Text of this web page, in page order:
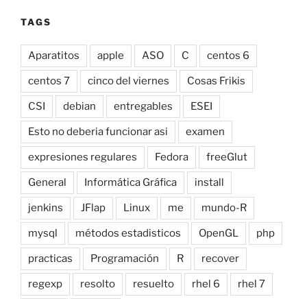
TAGS
Aparatitos apple ASO C centos 6
centos 7 cinco del viernes Cosas Frikis
CSI debian entregables ESEI
Esto no deberia funcionar asi examen
expresiones regulares Fedora freeGlut
General Informática Gráfica install
jenkins JFlap Linux me mundo-R
mysql métodos estadisticos OpenGL php
practicas Programación R recover
regexp resolto resuelto rhel 6 rhel 7